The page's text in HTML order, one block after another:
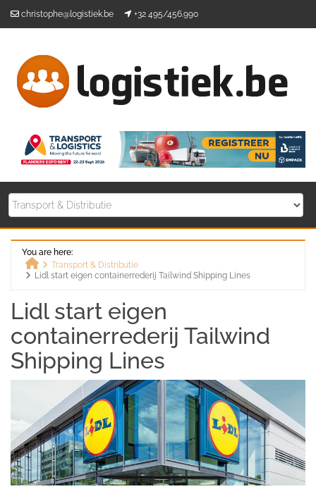
christophe@logistiek.be +32 495/456.990
You are here:
Home
Transport & Distributie
Lidl start eigen containerrederij Tailwind Shipping Lines
Lidl start eigen
containerrederij Tailwind
Shipping Lines